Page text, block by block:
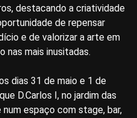
destacando a criatividade
de repensar
e de valorizar a arte em
nas mais inusitadas.
dias 31 de maio e 1 de
D.Carlos I, no jardim das
espaço com stage, bar,